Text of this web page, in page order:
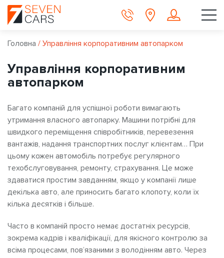
Головна / Управління корпоративним автопарком
Управління корпоративним
автопарком
Багато компаній для успішної роботи вимагають
утримання власного автопарку. Машини потрібні для
швидкого переміщення співробітників, перевезення
вантажів, надання транспортних послуг клієнтам… При
цьому кожен автомобіль потребує регулярного
техобслуговування, ремонту, страхування. Це може
здаватися простим завданням, якщо у компанії лише
декілька авто, але приносить багато клопоту, коли їх
кілька десятків і більше.
Часто в компаній просто немає достатніх ресурсів,
зокрема кадрів і кваліфікації, для якісного контролю за
всіма процесами, пов’язаними з володінням авто. Через